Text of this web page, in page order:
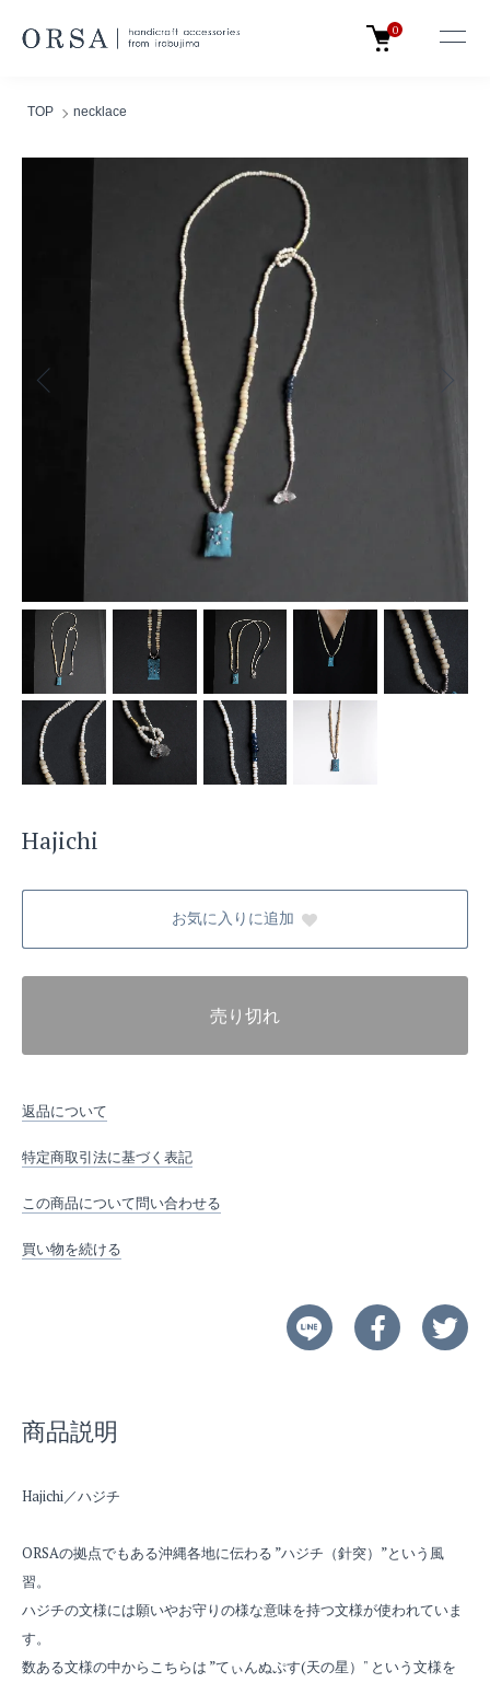
0
TOP necklace
Hajichi
お気に入りに追加
売り切れ
返品について
特定商取引法に基づく表記
この商品について問い合わせる
買い物を続ける
商品説明
Hajichi／ハジチ
ORSAの拠点でもある沖縄各地に伝わる ”ハジチ（針突）”という風
習。
ハジチの文様には願いやお守りの様な意味を持つ文様が使われていま
す。
数ある文様の中からこちらは ”てぃんぬぷす(天の星）" という文様を